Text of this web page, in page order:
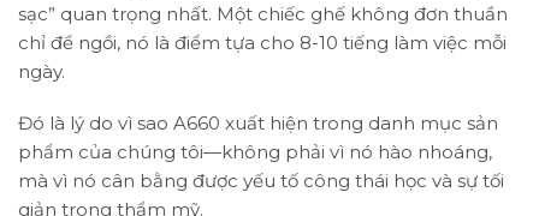
sạc” quan trọng nhất. Một chiếc ghế không đơn thuần
chỉ để ngồi, nó là điểm tựa cho 8-10 tiếng làm việc mỗi
ngày.
Đó là lý do vì sao A660 xuất hiện trong danh mục sản
phẩm của chúng tôi—không phải vì nó hào nhoáng,
mà vì nó cân bằng được yếu tố công thái học và sự tối
giản trong thẩm mỹ.